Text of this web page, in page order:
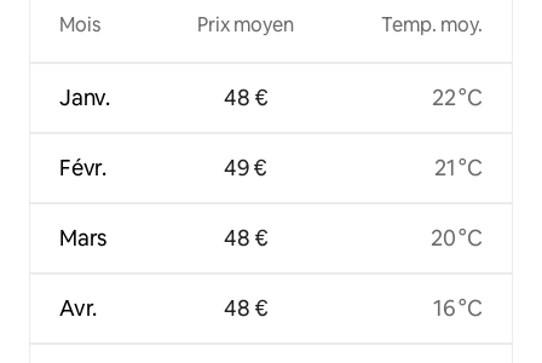
Mois
Janv.
Févr.
Mars
Avr.
Prix moyen
48 €
49 €
48 €
48 €
Temp. moy.
22 °C
21 °C
20 °C
16 °C